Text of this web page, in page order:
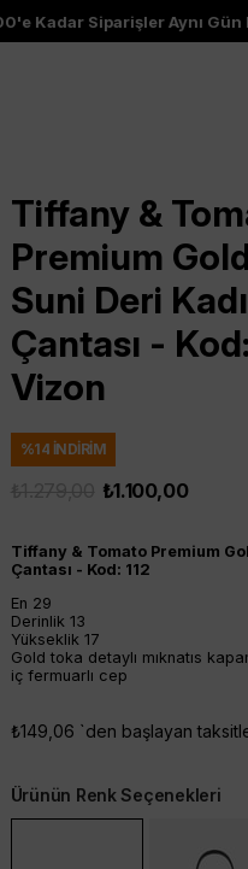
Kadar Siparişler Aynı Gün
Tiffany &
Premium
Suni Deri
Çantası -
Vizon
%14 İNDIRIM
₺1.100,00
Tiffany & Tomato Premium
Çantası - Kod: 112
En 29
Derinlik 13
Yükseklik 17
Gold toka detaylı mıknatıs
iç fermuarlı cep
₺149,06 `den başlayan
Ürünün Renk Seçenekleri